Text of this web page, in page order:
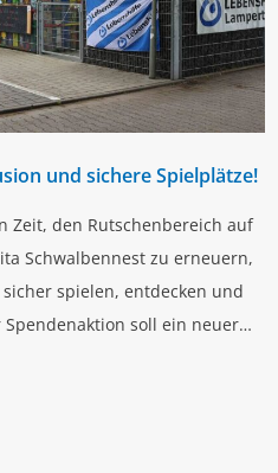
und sichere Spielplätze!
Zeit, den Rutschenbereich auf
Schwalbennest zu erneuern,
spielen, entdecken und
soll ein neuer…